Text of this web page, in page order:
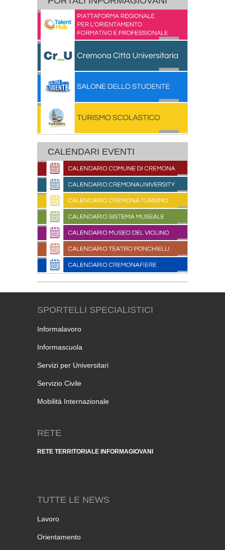
CALENDARI EVENTI
SPORTELLI SPECIALISTICI
Informalavoro
Informascuola
Servizi per Universitari
Servizio Civile
Mobilità Internazionale
RETE
RETE TERRITORIALE INFORMAGIOVANI
TUTTE LE NEWS
Lavoro
Orientamento